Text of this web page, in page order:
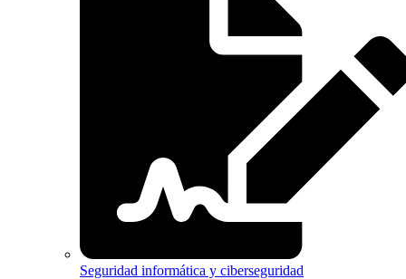
Seguridad informática y ciberseguridad